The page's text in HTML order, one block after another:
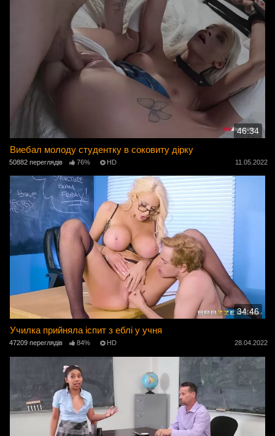
46:34
Виебал молоду студентку в соковиту дірку
50882 переглядів 76% HD 11.05.2022
34:46
Училка прийняла іспит з еблі у учня
47209 переглядів 84% HD 28.04.2022